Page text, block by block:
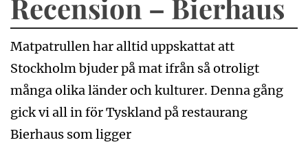
Recension – Bierhaus
Matpatrullen har alltid uppskattat att
Stockholm bjuder på mat ifrån så otroligt
många olika länder och kulturer. Denna gång
gick vi all in för Tyskland på restaurang
Bierhaus som ligger